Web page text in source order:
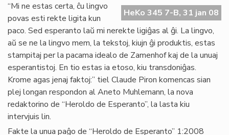
HeKo 345 7-B, 31 jan 08
“Mi ne estas certa, ĉu lingvo
povas esti rekte ligita kun
paco. Sed esperanto laŭ mi nerekte ligiĝas al ĝi. La lingvo,
aŭ se ne la lingvo mem, la tekstoj, kiujn ĝi produktis, estas
stampitaj per la pacama idealo de Zamenhof kaj de la unuaj
esperantistoj. En tio estas ia etoso, kiu transdoniĝas.
Krome agas jenaj faktoj:” tiel Claude Piron komencas sian
plej longan respondon al Aneto Muhlemann, la nova
redaktorino de “Heroldo de Esperanto”, la lasta kiu
intervjuis lin.
Fakte la unua paĝo de “Heroldo de Esperanto” 1:2008